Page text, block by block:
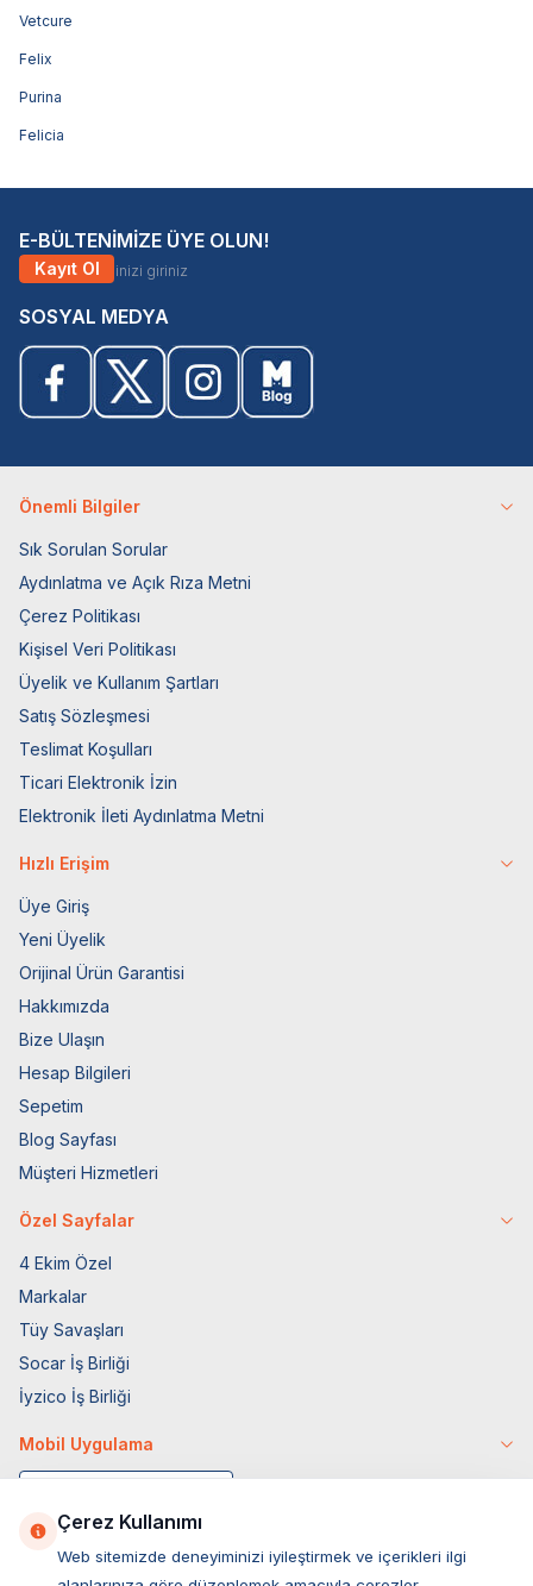
Vetcure
Felix
Purina
Felicia
E-BÜLTENİMİZE ÜYE OLUN!
Kayıt Ol
SOSYAL MEDYA
Önemli Bilgiler
Sık Sorulan Sorular
Aydınlatma ve Açık Rıza Metni
Çerez Politikası
Kişisel Veri Politikası
Üyelik ve Kullanım Şartları
Satış Sözleşmesi
Teslimat Koşulları
Ticari Elektronik İzin
Elektronik İleti Aydınlatma Metni
Hızlı Erişim
Üye Giriş
Yeni Üyelik
Orijinal Ürün Garantisi
Hakkımızda
Bize Ulaşın
Hesap Bilgileri
Sepetim
Blog Sayfası
Müşteri Hizmetleri
Özel Sayfalar
4 Ekim Özel
Markalar
Tüy Savaşları
Socar İş Birliği
İyzico İş Birliği
Mobil Uygulama
Çerez Kullanımı
Web sitemizde deneyiminizi iyileştirmek ve içerikleri ilgi